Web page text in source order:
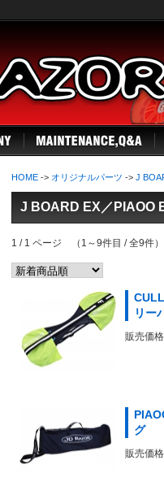
HOME -> オリジナルパーツ -> J
J BOARD EX／PIAOO
1 / 1 ページ （1～9件目 / 全9件）
リー
販売価
グ
販売価